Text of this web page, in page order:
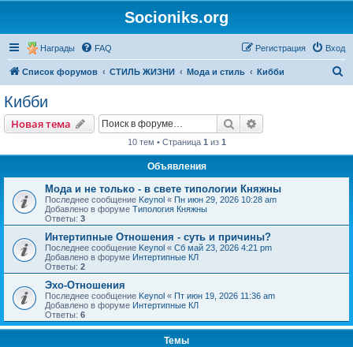
Socioniks.org
Награды FAQ Вход
Регистрация
Список форумов СТИЛЬ ЖИЗНИ Мода и стиль Кибби
Кибби
Новая тема Поиск
10 тем • Страница 1 из 1
Объявления
Мода и не только - в свете типологии Княжны
Последнее сообщение Keynol « Пн июн 29, 2026 10:28 am
Добавлено в форуме Типология Княжны
Ответы: 3
Интертипные Отношения - суть и причины?
Последнее сообщение Keynol « Сб май 23, 2026 4:21 pm
Добавлено в форуме Интертипные КЛ
Ответы: 2
Эхо-Отношения
Последнее сообщение Keynol « Пт июн 19, 2026 11:36 am
Добавлено в форуме Интертипные КЛ
Ответы: 6
Темы